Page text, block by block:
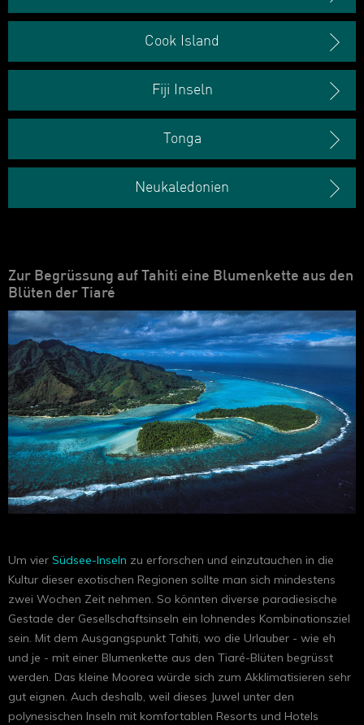
Cook Island
Fiji Inseln
Tonga
Neukaledonien
Zur Begrüssung auf Tahiti eine Blumenkette aus den
Blüten der Tiaré
Um vier Südsee-Inseln zu erforschen und einzutauchen in die
Kultur dieser exotischen Regionen sollte man sich mindestens
zwei Wochen Zeit nehmen. So könnten diverse paradiesische
Gestade der Gesellschaftsinseln ein lohnendes Kombinationsziel
sein. Mit dem Ausgangspunkt Tahiti, wo die Urlauber - wie eh
und je - mit einer Blumenkette aus den Tiaré-Blüten begrüsst
werden. Das kleine Moorea würde sich zum Akklimatisieren sehr
gut eignen. Auch deshalb, weil dieses Juwel unter den
polynesischen Inseln mit komfortablen Resorts und Hotels